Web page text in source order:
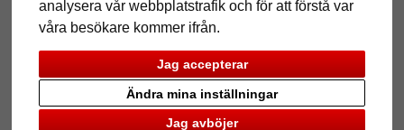
analysera vår webbplatstrafik och för att förstå var
våra besökare kommer ifrån.
Jag accepterar
Jag avböjer
Ändra mina inställningar